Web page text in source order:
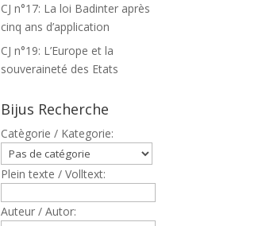
CJ n°17: La loi Badinter après
cinq ans d’application
CJ n°19: L’Europe et la
souveraineté des Etats
Bijus Recherche
Catègorie / Kategorie:
Plein texte / Volltext:
Auteur / Autor: